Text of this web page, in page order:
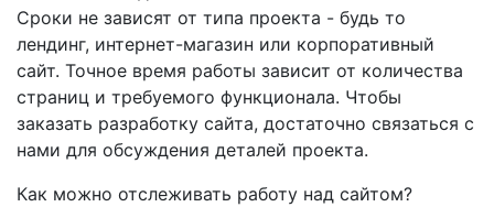
Сроки не зависят от типа проекта - будь то
лендинг, интернет-магазин или корпоративный
сайт. Точное время работы зависит от количества
страниц и требуемого функционала. Чтобы
заказать разработку сайта, достаточно связаться с
нами для обсуждения деталей проекта.
Как можно отслеживать работу над сайтом?